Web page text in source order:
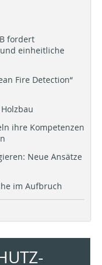
fordert
einheitliche
Fire Detection“
ihre Kompetenzen
Neue Ansätze
im Aufbruch